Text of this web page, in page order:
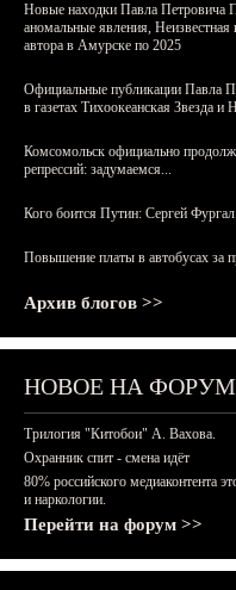
Новые находки Павла Петровича
аномальные явления,
автора в Амурске по 2025
Официальные публикации Павла
в газетах Тихоокеанская Звезда
Комсомольск официально
репрессий: задумаемся...
Кого боится Путин: Сергей Фургал
Повышение платы в автобусах за
Архив блогов >>
НОВОЕ НА
Трилогия "Китобои" А. Вахова.
Охранник спит - смена идёт
80% российского медиаконтента
и наркологии.
Перейти на форум >>